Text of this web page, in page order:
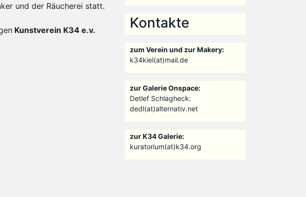
und der Räucherei statt.
Kunstverein K34 e.v.
Kontakte
zum Verein und zur Makery:
k34kiel(at)mail.de
zur Galerie Onspace:
Detlef Schlagheck:
dedl(at)alternativ.net
zur K34 Galerie:
kuratorium(at)k34.org